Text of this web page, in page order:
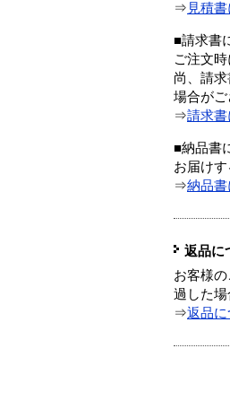
⇒ 見積
■請求書
ご注文
尚、請
場合がご
⇒請求書
■納品書
お届けす
⇒納品書
返品に
お客様
過した場
⇒返品に